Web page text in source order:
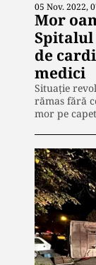
05 Nov. 2022,
Mor
Spitalul
de
medici
Situație
rămas fără
mor pe